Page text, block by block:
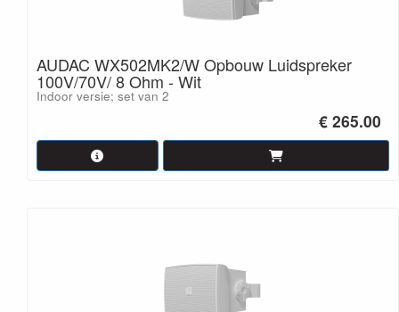
AUDAC WX502MK2/W Opbouw Luidspreker
100V/70V/ 8 Ohm - Wit
Indoor versie; set van 2
€ 265.00